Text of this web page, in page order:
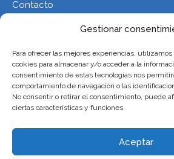
Gestionar
Para ofrecer las mejores experiencias,
cookies para almacenar y/o acceder a la
consentimiento de estas tecnologías nos
comportamiento de navegación o las
No consentir o retirar el consentimiento, puede
ciertas características y funciones.
Aceptar
Contacto
T: 722 220 773
E: info@kineticclinik.com
C/ Alcalde Joan Bertran 30, 2º 2ª
43202 Reus (Tarragona)
H: De Lunes a Viernes de 9h a 19h